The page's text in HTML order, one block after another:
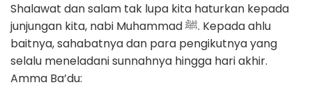
Shalawat dan salam tak lupa kita haturkan kepada
junjungan kita, nabi Muhammad ﷺ. Kepada ahlu
baitnya, sahabatnya dan para pengikutnya yang
selalu meneladani sunnahnya hingga hari akhir.
Amma Ba’du: